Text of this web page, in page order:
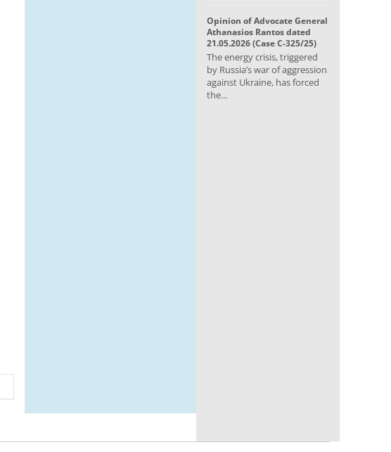
Opinion of Advocate General
Athanasios Rantos dated
21.05.2026 (Case C-325/25)
The energy crisis, triggered
by Russia’s war of aggression
against Ukraine, has forced
the...